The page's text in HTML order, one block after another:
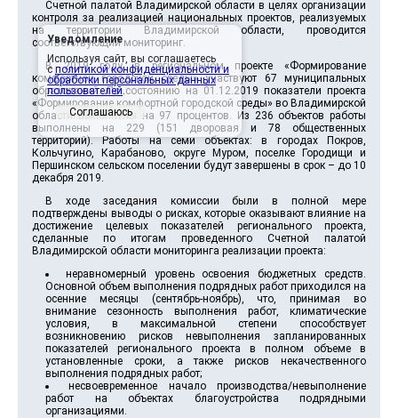
Счетной палатой Владимирской области в целях организации
контроля за реализацией национальных проектов, реализуемых
на территории Владимирской области, проводится
соответствующий мониторинг.
В 2019 году в региональном проекте «Формирование
комфортной городской среды» участвуют 67 муниципальных
образований. По состоянию на 01.12.2019 показатели проекта
«Формирование комфортной городской среды» во Владимирской
области выполнены на 97 процентов. Из 236 объектов работы
выполнены на 229 (151 дворовая и 78 общественных
территорий). Работы на семи объектах: в городах Покров,
Кольчугино, Карабаново, округе Муром, поселке Городищи и
Першинском сельском поселении будут завершены в срок – до 10
декабря 2019.
В ходе заседания комиссии были в полной мере
подтверждены выводы о рисках, которые оказывают влияние на
достижение целевых показателей регионального проекта,
сделанные по итогам проведенного Счетной палатой
Владимирской области мониторинга реализации проекта:
неравномерный уровень освоения бюджетных средств.
Основной объем выполнения подрядных работ приходился на
осенние месяцы (сентябрь-ноябрь), что, принимая во
внимание сезонность выполнения работ, климатические
условия, в максимальной степени способствует
возникновению рисков невыполнения запланированных
показателей регионального проекта в полном объеме в
установленные сроки, а также рисков некачественного
выполнения подрядных работ;
несвоевременное начало производства/невыполнение
работ на объектах благоустройства подрядными
организациями.
Уведомление
Используя сайт, вы соглашаетесь
с политикой конфиденциальности и
обработки персональных данных
пользователей.
Соглашаюсь